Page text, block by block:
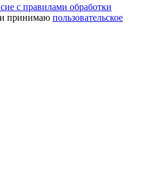
с правилами обработки
принимаю пользовательское